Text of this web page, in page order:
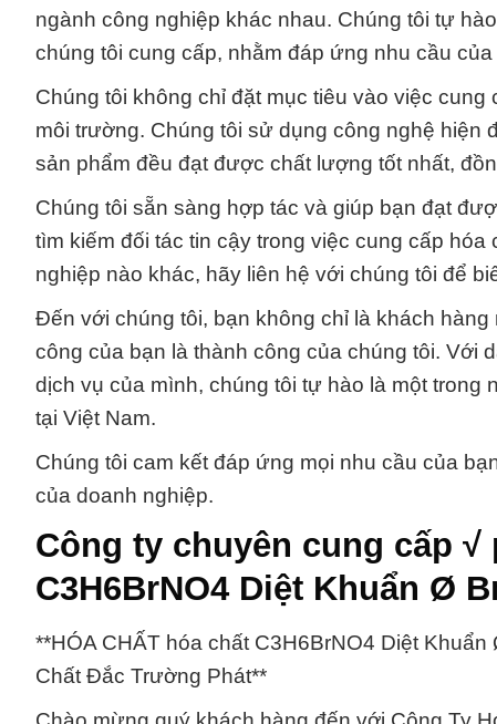
ngành công nghiệp khác nhau. Chúng tôi tự
chúng tôi cung cấp, nhằm đáp ứng nhu cầu
Chúng tôi không chỉ đặt mục tiêu vào việc
môi trường. Chúng tôi sử dụng công nghệ hiện
sản phẩm đều đạt được chất lượng tốt nhất,
Chúng tôi sẵn sàng hợp tác và giúp bạn đạt
tìm kiếm đối tác tin cậy trong việc cung cấp
nghiệp nào khác, hãy liên hệ với chúng tôi để
Đến với chúng tôi, bạn không chỉ là khách
công của bạn là thành công của chúng tôi. Với
dịch vụ của mình, chúng tôi tự hào là một
tại Việt Nam.
Chúng tôi cam kết đáp ứng mọi nhu cầu của
của doanh nghiệp.
Công ty chuyên cung cấp
C3H6BrNO4 Diệt Khuẩn Ø
**HÓA CHẤT hóa chất C3H6BrNO4 Diệt
Chất Đắc Trường Phát**